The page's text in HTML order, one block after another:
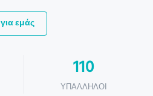
για εμάς
110
ΥΠΆΛΛΗΛΟΙ